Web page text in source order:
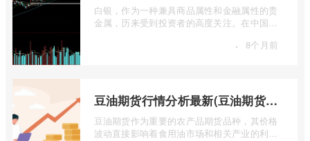
白银，作为一种兼具商品属性和金融属性的贵
金属，历来受到投资者的高度关注。在中国市
· 8个月前
豆油期货行情分析最新(豆油期货行情实时行情)
豆油期货作为重要的农产品期货品种，其价格
波动直接影响着食用油市场和相关产业的利